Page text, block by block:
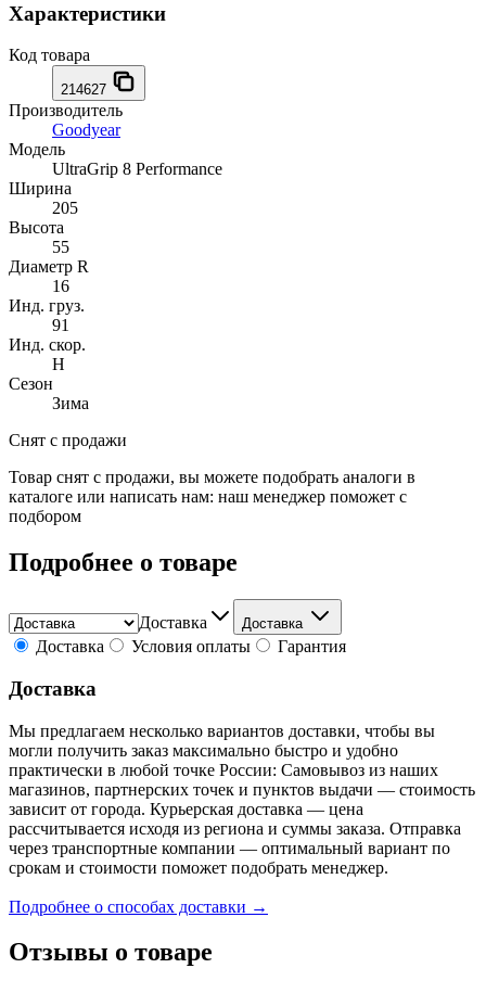
Характеристики
Код товара
214627
Производитель
Goodyear
Модель
UltraGrip 8 Performance
Ширина
205
Высота
55
Диаметр R
16
Инд. груз.
91
Инд. скор.
H
Сезон
Зима
Снят с продажи
Товар снят с продажи, вы можете подобрать аналоги в
каталоге или написать нам: наш менеджер поможет с
подбором
Подробнее о товаре
Доставка Доставка
Доставка Условия оплаты Гарантия
Доставка
Мы предлагаем несколько вариантов доставки, чтобы вы
могли получить заказ максимально быстро и удобно
практически в любой точке России: Самовывоз из наших
магазинов, партнерских точек и пунктов выдачи — стоимость
зависит от города. Курьерская доставка — цена
рассчитывается исходя из региона и суммы заказа. Отправка
через транспортные компании — оптимальный вариант по
срокам и стоимости поможет подобрать менеджер.
Подробнее о способах доставки →
Отзывы о товаре